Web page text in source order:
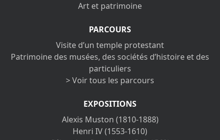
Art et patrimoine
PARCOURS
Visite d’un temple protestant
Patrimoine des musées, des sociétés d’histoire et des
particuliers
> Voir tous les parcours
EXPOSITIONS
Alexis Muston (1810-1888)
Henri IV (1553-1610)